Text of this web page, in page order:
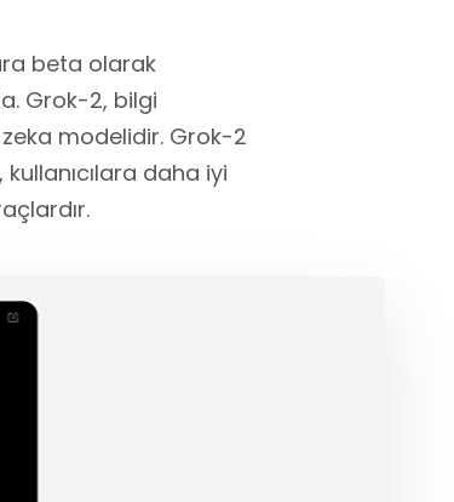
beta olarak
Grok-2, bilgi
modelidir. Grok-2
daha iyi